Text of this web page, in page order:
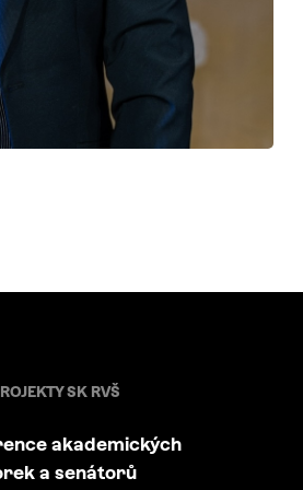
SK RVŠ
akademických
a senátorů